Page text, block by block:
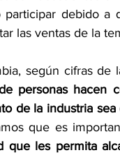
participar debido
las ventas de la
según cifras
personas hacen
de la industria sea
que es
que les permita